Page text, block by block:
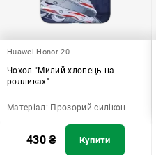
Huawei Honor 20
Чохол "Милий хлопець на
ролликах"
Матеріал: Прозорий силікон
430₴ Купити